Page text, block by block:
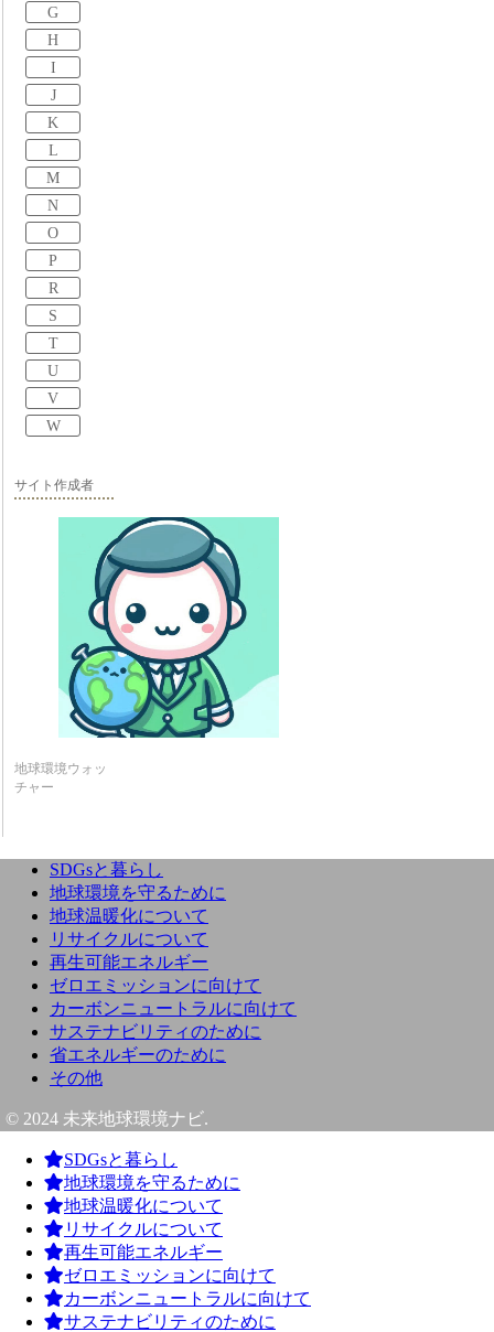
G
H
I
J
K
L
M
N
O
P
R
S
T
U
V
W
サイト作成者
地球環境ウォッ
チャー
SDGsと暮らし
地球環境を守るために
地球温暖化について
リサイクルについて
再生可能エネルギー
ゼロエミッションに向けて
カーボンニュートラルに向けて
サステナビリティのために
省エネルギーのために
その他
© 2024 未来地球環境ナビ.
SDGsと暮らし
地球環境を守るために
地球温暖化について
リサイクルについて
再生可能エネルギー
ゼロエミッションに向けて
カーボンニュートラルに向けて
サステナビリティのために